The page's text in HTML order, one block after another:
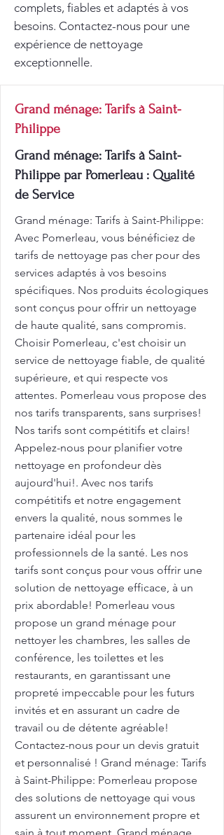
complets, fiables et adaptés à vos
besoins. Contactez-nous pour une
expérience de nettoyage
exceptionnelle.
Grand ménage: Tarifs à Saint-
Philippe
Grand ménage: Tarifs à Saint-
Philippe par Pomerleau : Qualité
de Service
Grand ménage: Tarifs à Saint-Philippe:
Avec Pomerleau, vous bénéficiez de
tarifs de nettoyage pas cher pour des
services adaptés à vos besoins
spécifiques. Nos produits écologiques
sont conçus pour offrir un nettoyage
de haute qualité, sans compromis.
Choisir Pomerleau, c'est choisir un
service de nettoyage fiable, de qualité
supérieure, et qui respecte vos
attentes. Pomerleau vous propose des
nos tarifs transparents, sans surprises!
Nos tarifs sont compétitifs et clairs!
Appelez-nous pour planifier votre
nettoyage en profondeur dès
aujourd'hui!. Avec nos tarifs
compétitifs et notre engagement
envers la qualité, nous sommes le
partenaire idéal pour les
professionnels de la santé. Les nos
tarifs sont conçus pour vous offrir une
solution de nettoyage efficace, à un
prix abordable! Pomerleau vous
propose un grand ménage pour
nettoyer les chambres, les salles de
conférence, les toilettes et les
restaurants, en garantissant une
propreté impeccable pour les futurs
invités et en assurant un cadre de
travail ou de détente agréable!
Contactez-nous pour un devis gratuit
et personnalisé ! Grand ménage: Tarifs
à Saint-Philippe: Pomerleau propose
des solutions de nettoyage qui vous
assurent un environnement propre et